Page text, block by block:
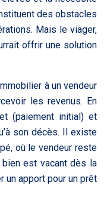
des obstacles
Mais le viager,
offrir une solution
à un vendeur
les revenus. En
(paiement initial) et
son décès. Il existe
où le vendeur reste
est vacant dès la
un apport pour un prêt